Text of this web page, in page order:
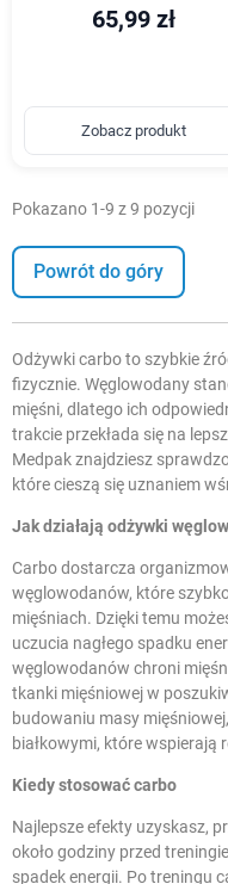
65,99 zł
Zobacz produkt
Pokazano 1-9 z 9 pozycji
Powrót do góry
Odżywki carbo to szybkie
fizycznie. Węglowodany
mięśni, dlatego ich
trakcie przekłada się na
Medpak znajdziesz
które cieszą się uznaniem
Jak działają odżywki
Carbo dostarcza
węglowodanów, które
mięśniach. Dzięki temu
uczucia nagłego spadku
węglowodanów chroni
tkanki mięśniowej w
budowaniu masy
białkowymi, które wspierają
Kiedy stosować carbo
Najlepsze efekty uzyskasz,
około godziny przed
spadek energii. Po treningu